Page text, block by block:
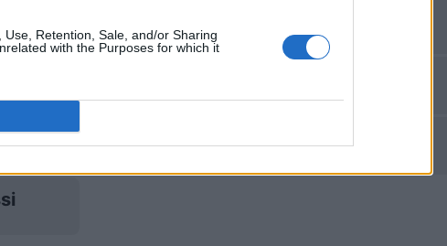
Retention, Sale, and/or Sharing
with the Purposes for which it
17/11